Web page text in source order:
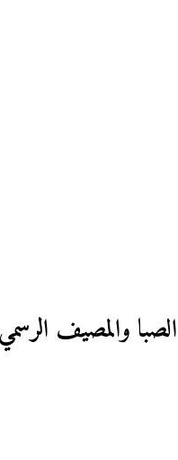
والمصيف